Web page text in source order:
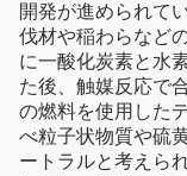
開発が進められて
伐材や稲わらなど
に一酸化炭素と水
た後、触媒反応で
の燃料を使用した
べ粒子状物質や硫
ートラルと考えら